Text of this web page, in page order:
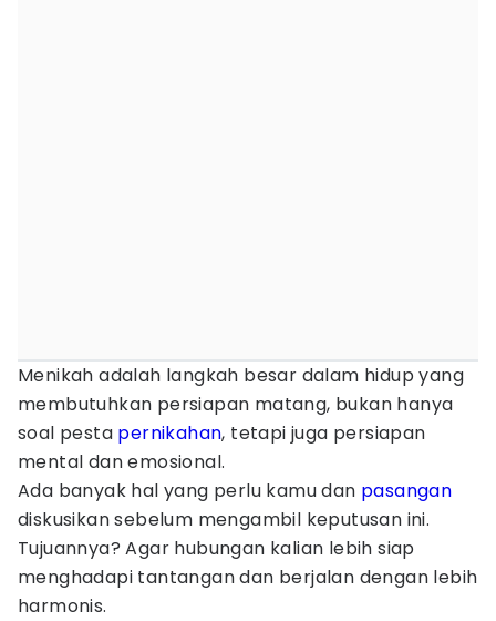
Menikah adalah langkah besar dalam hidup yang
membutuhkan persiapan matang, bukan hanya
soal pesta pernikahan, tetapi juga persiapan
mental dan emosional.
Ada banyak hal yang perlu kamu dan pasangan
diskusikan sebelum mengambil keputusan ini.
Tujuannya? Agar hubungan kalian lebih siap
menghadapi tantangan dan berjalan dengan lebih
harmonis.